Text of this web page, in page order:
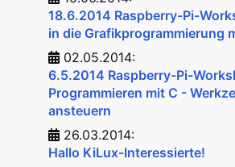
18.6.2014 Raspberry-Pi-
in die Grafikprogrammierung
02.05.2014:
6.5.2014 Raspberry-Pi-
Programmieren mit C -
ansteuern
26.03.2014:
Hallo KiLux-Interessierte!